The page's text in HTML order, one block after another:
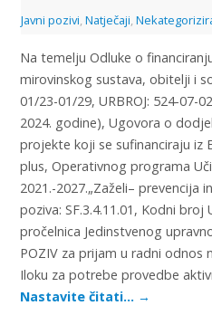
Javni pozivi, Natječaji,
Na temelju Odluke o
mirovinskog sustava, obitelji i
01/23-01/29, URBROJ: 524-07-
2024. godine), Ugovora o
projekte koji se sufinanciraju iz
plus, Operativnog programa
2021.-2027.„Zaželi– prevencija
poziva: SF.3.4.11.01, Kodni broj
pročelnica Jedinstvenog
POZIV za prijam u radni odnos
Iloku za potrebe provedbe
Nastavite čitati… →